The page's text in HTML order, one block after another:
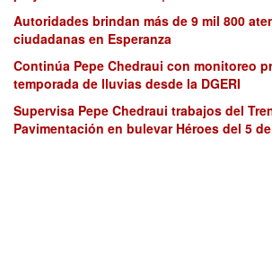
Autoridades brindan más de 9 mil 800
ciudadanas en Esperanza
Continúa Pepe Chedraui con monitoreo
temporada de lluvias desde la DGERI
Supervisa Pepe Chedraui trabajos del
Pavimentación en bulevar Héroes del 5